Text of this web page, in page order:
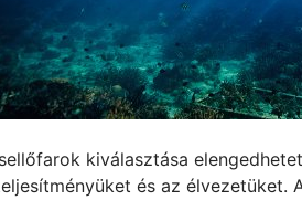
kiválasztása
és az